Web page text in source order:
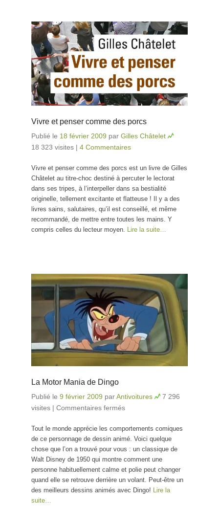
Vivre et penser comme des porcs
Publié le 18 février 2009 par Gilles Châtelet
18 323 visites | 4 Commentaires
Vivre et penser comme des porcs est un livre de Gilles
Châtelet au titre-choc destiné à percuter le lectorat
dans ses tripes, à l’interpeller dans sa bestialité
originelle, tellement excitante et flatteuse ! Il y a des
livres sains, salutaires, qu’il est conseillé, et même
recommandé, de mettre entre toutes les mains. Y
compris celles du lecteur moyen. Lire la suite…
La Motor Mania de Dingo
Publié le 9 février 2009 parAntivoitures
7 296
visites | Commentaires fermés
Tout le monde apprécie les comportements comiques
de ce personnage de dessin animé. Voici quelque
chose que l’on a trouvé pour vous : un classique de
Walt Disney de 1950 qui montre comment une
personne habituellement calme et polie peut changer
quand elle se retrouve derrière un volant. Peut-être un
des meilleurs dessins animés avec Dingo!
Lire la
suite…